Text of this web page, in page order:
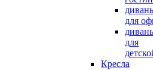
для
для
Кресла